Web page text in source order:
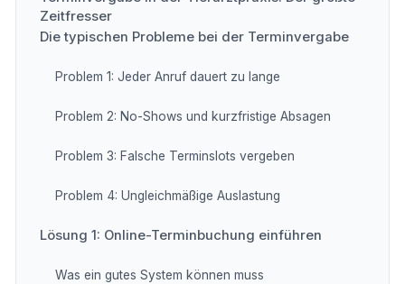
Zeitfresser
Die typischen Probleme bei der Terminvergabe
Problem 1: Jeder Anruf dauert zu lange
Problem 2: No-Shows und kurzfristige Absagen
Problem 3: Falsche Terminslots vergeben
Problem 4: Ungleichmäßige Auslastung
Lösung 1: Online-Terminbuchung einführen
Was ein gutes System können muss